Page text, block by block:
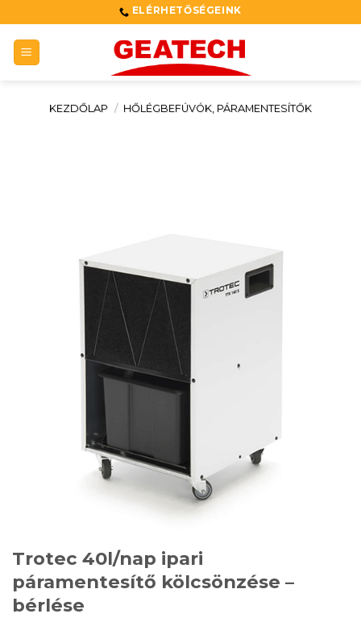
content
ELÉRHETŐSÉGEINK
KEZDŐLAP / HŐLÉGBEFÚVÓK, PÁRAMENTESÍTŐK
Trotec 40l/nap ipari
páramentesítő kölcsönzése –
bérlése